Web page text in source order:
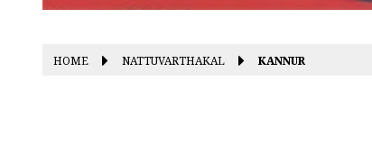
HOME NATTUVARTHAKAL KANNUR